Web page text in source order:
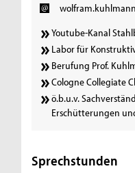
Youtube-Kanal
Labor für
Berufung Prof.
Cologne Collegiate
ö.b.u.v.
Erschütterungen
Sprechstunden